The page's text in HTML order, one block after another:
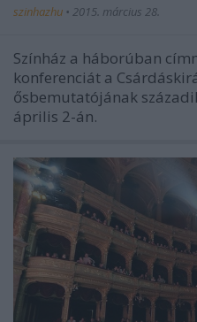
szinhazhu • 2015. március 28.
Színház a háborúban
konferenciát a
ősbemutatójának
április 2-án.